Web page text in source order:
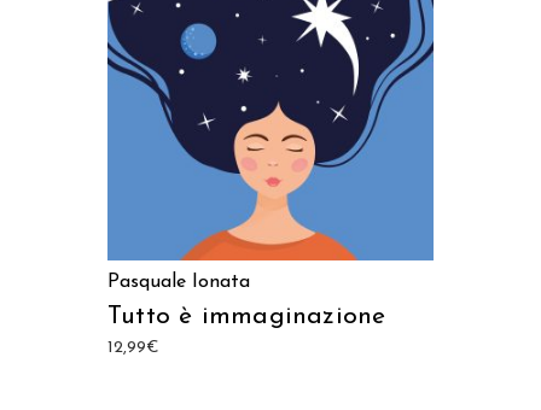
AGGIUNGI AL CARRELLO
Pasquale Ionata
Tutto è immaginazione
12,99€